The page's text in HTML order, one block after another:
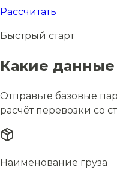
Рассчитать
Быстрый старт
Какие
Отправьте базовые
расчёт перевозки со
Наименование груза